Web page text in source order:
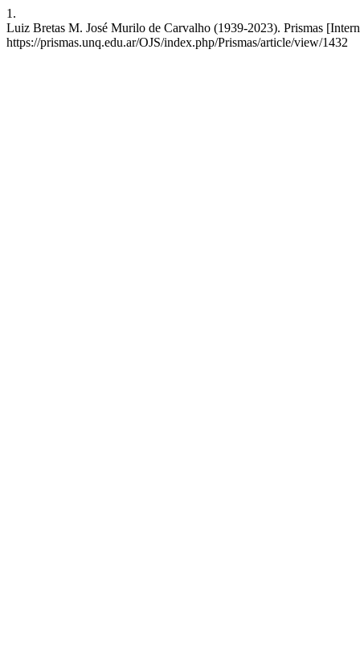
1.
Luiz Bretas M. José Murilo de Carvalho (1939-2023). Prismas
https://prismas.unq.edu.ar/OJS/index.php/Prismas/article/view/1432